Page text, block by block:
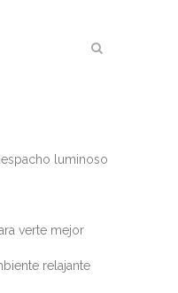
luminoso
verte mejor
relajante